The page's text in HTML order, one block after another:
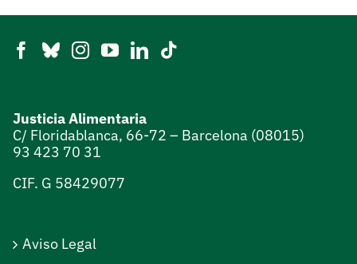
Justicia Alimentaria
C/ Floridablanca, 66-72 – Barcelona (08015)
93 423 70 31
CIF. G 58429077
Aviso Legal